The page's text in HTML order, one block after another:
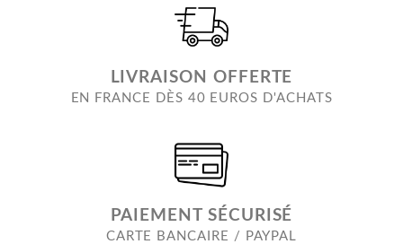
LIVRAISON OFFERTE
EN FRANCE DÈS 40 EUROS D'ACHATS
PAIEMENT SÉCURISÉ
CARTE BANCAIRE / PAYPAL